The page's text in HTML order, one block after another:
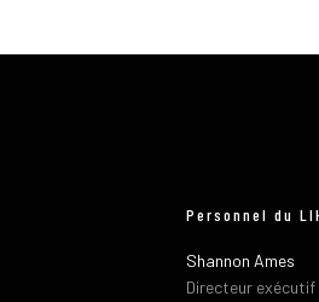
Personnel du
Shannon Ames
Directeur exécutif